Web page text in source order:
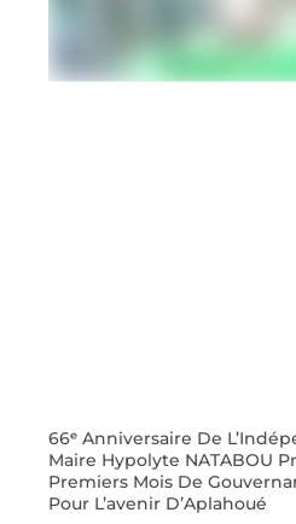
66ᵉ Anniversaire De
Maire Hypolyte NATABOU
Premiers Mois De
Pour L’avenir D’Aplahoué